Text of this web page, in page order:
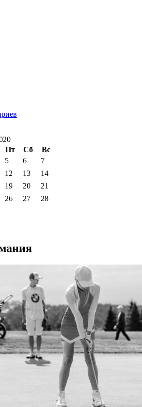
Пт Сб
Вс
5 6
7
12 13
14
19 20
21
26 27
28